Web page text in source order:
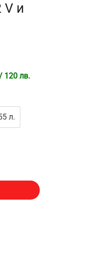
и
120 лв.
л.
Обем 45 литра, Две охлаждащи